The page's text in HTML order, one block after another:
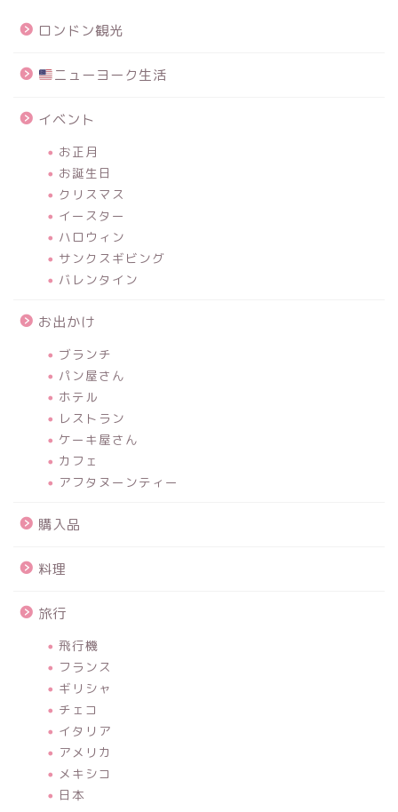
ロンドン観光
ニューヨーク生活
イベント
お正月
お誕生日
クリスマス
イースター
ハロウィン
サンクスギビング
バレンタイン
お出かけ
ブランチ
パン屋さん
ホテル
レストラン
ケーキ屋さん
カフェ
アフタヌーンティー
購入品
料理
旅行
飛行機
フランス
ギリシャ
チェコ
イタリア
アメリカ
メキシコ
日本